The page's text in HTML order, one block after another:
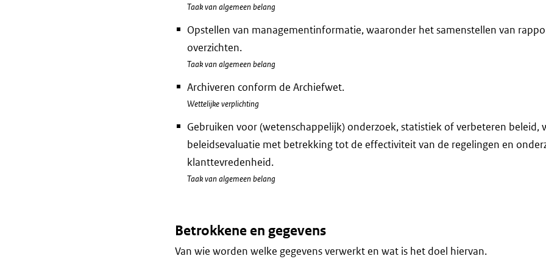
Taak van algemeen belang
Opstellen van managementinformatie, waaronder het samenstellen van
overzichten.
Taak van algemeen belang
Archiveren conform de Archiefwet.
Wettelijke verplichting
Gebruiken voor (wetenschappelijk) onderzoek, statistiek of verbeteren beleid,
beleidsevaluatie met betrekking tot de effectiviteit van de regelingen en
klanttevredenheid.
Taak van algemeen belang
Betrokkene en gegevens
Van wie worden welke gegevens verwerkt en wat is het doel hiervan.